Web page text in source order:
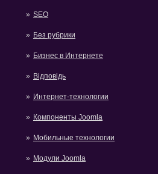
SEO
Без рубрики
Бизнес в Интернете
Відповідь
Интернет-технологии
Компоненты Joomla
Мобильные технологии
Модули Joomla